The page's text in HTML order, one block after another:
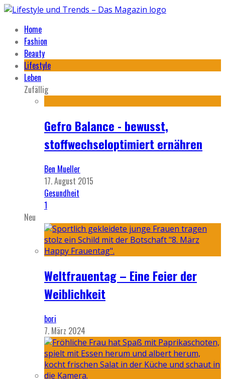
Home
Fashion
Beauty
Lifestyle
Leben
Zufällig
Gefro Balance - bewusst,
stoffwechseloptimiert ernähren
Ben Mueller
17. August 2015
Gesundheit
1
Neu
Weltfrauentag – Eine Feier der
Weiblichkeit
bori
7. März 2024